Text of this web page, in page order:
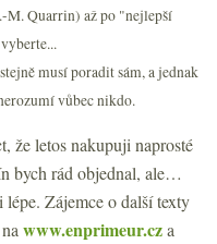
M. Quarrin) až po "nejlepší
musí poradit sám, a jednak
vůbec nikdo.
že letos nakupuji naprosté
bych rád objednal, ale…
Zájemce o další texty
www.enprimeur.cza